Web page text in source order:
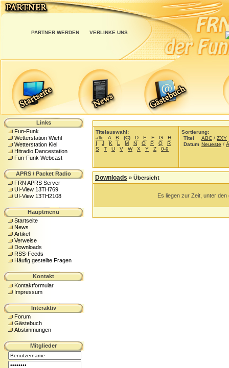
PARTNER WERDEN VERLINKE UNS
Links
Fun-Funk
Wetterstation Wiehl
Wetterstation Kiel
Hitradio Dancestation
Fun-Funk Webcast
APRS / Packet Radio
FRN APRS Server
UI-View 13TH769
UI-View 13TH2108
Hauptmenü
Startseite
News
Artikel
Verweise
Downloads
RSS-Feeds
Häufig gestellte Fragen
Kontakt
Kontaktformular
Impressum
Interaktiv
Forum
Gästebuch
Abstimmungen
Mitglieder
Titelauswahl:
alle
A B (C) D E F G
H
I
J K L M N O P Q
R
S
T U V W X Y Z 0-9
Sortierung:
Titel
ABC / ZXY
Datum Neueste /
Downloads » Übersicht
Es liegen zur Zeit, unter